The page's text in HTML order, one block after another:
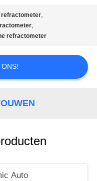
refractometer,
,
refractometer
Auto